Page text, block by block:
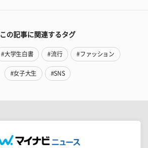
この記事に関連するタグ
#大学生白書 #流行 #ファッション
#女子大生 #SNS